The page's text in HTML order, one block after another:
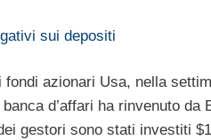
sui depositi
azionari Usa, nella
d’affari ha rinvenuto
gestori sono stati investiti